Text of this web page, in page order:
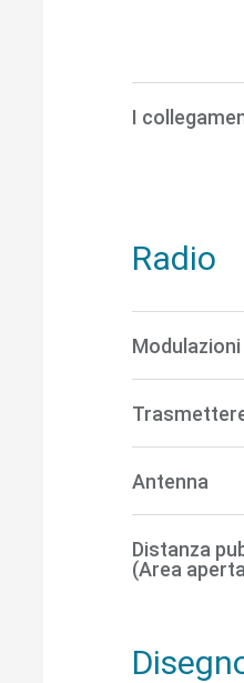
I
Radio
Modulazioni
Antenna
Distanza
(Area